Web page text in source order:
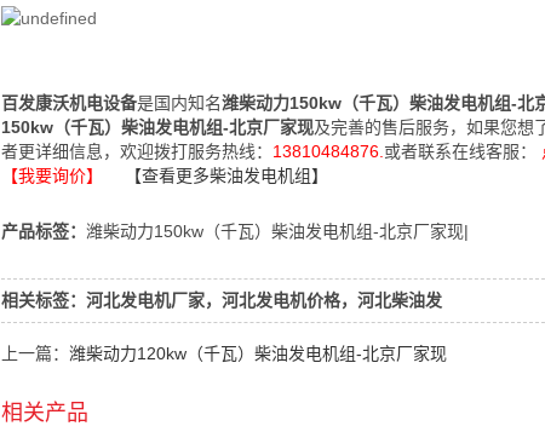
百发康沃机电设备是国内知名潍柴动力150kw（千瓦）柴油发电机组-北
150kw（千瓦）柴油发电机组-北京厂家现及完善的售后服务，如果您想
者更详细信息，欢迎拨打服务热线： 13810484876. 或者联系在线客服：
【我要询价】
【查看更多柴油发电机组】
产品标签： 潍柴动力150kw（千瓦）柴油发电机组-北京厂家现|
相关标签：河北发电机厂家，河北发电机价格，河北柴油发
上一篇： 潍柴动力120kw（千瓦）柴油发电机组-北京厂家现
相关产品